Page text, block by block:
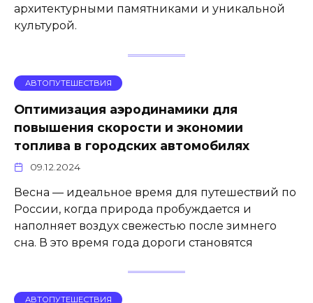
архитектурными памятниками и уникальной
культурой.
АВТОПУТЕШЕСТВИЯ
Оптимизация аэродинамики для
повышения скорости и экономии
топлива в городских автомобилях
09.12.2024
Весна — идеальное время для путешествий по
России, когда природа пробуждается и
наполняет воздух свежестью после зимнего
сна. В это время года дороги становятся
АВТОПУТЕШЕСТВИЯ